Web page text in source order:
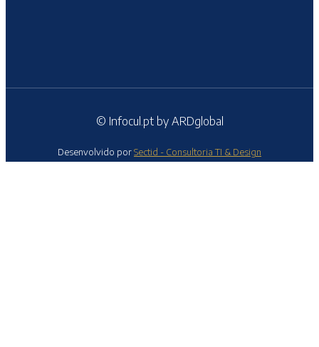
© Infocul.pt by ARDglobal
Desenvolvido porSectid - Consultoria TI & Design